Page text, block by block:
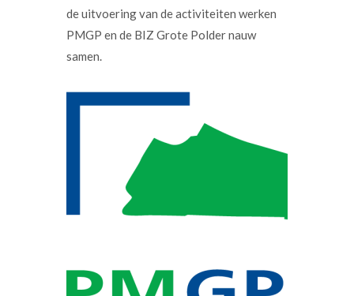
de uitvoering van de activiteiten werken
PMGP en de BIZ Grote Polder nauw
samen.